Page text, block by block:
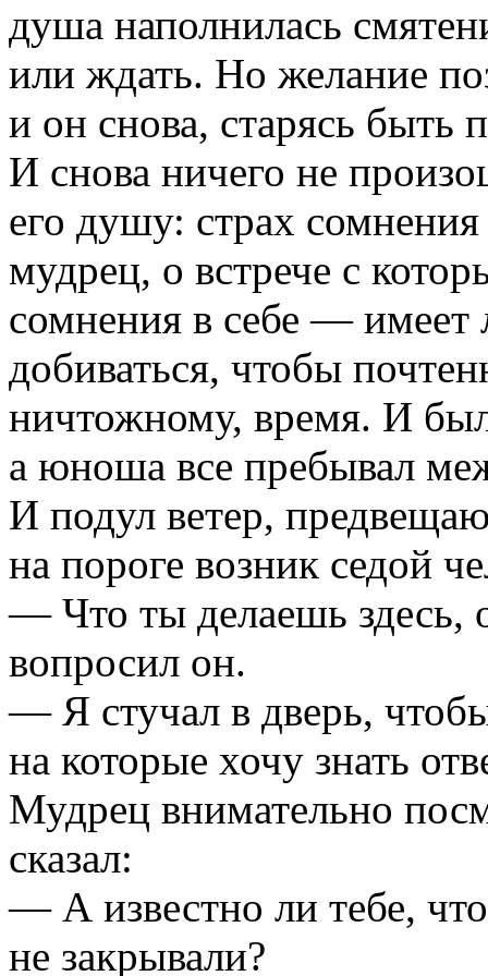
душа наполнилась
или ждать. Но желание
и он снова, старясь быть
И снова ничего не
его душу: страх
мудрец, о встрече с
сомнения в себе — имеет
добиваться, чтобы
ничтожному, время. И
а юноша все пребывал
И подул ветер,
на пороге возник седой
— Что ты делаешь
вопросил он.
— Я стучал в дверь,
на которые хочу знать
Мудрец внимательно
сказал:
— А известно ли тебе,
не закрывали?